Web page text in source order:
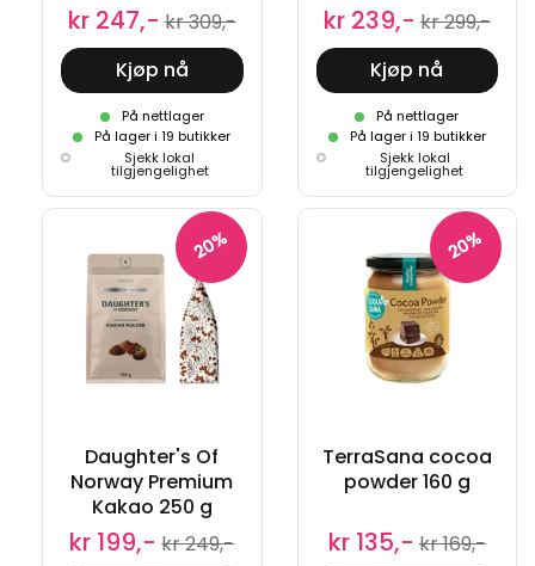
kr 247,- kr 309,-
Kjøp nå
På nettlager
På lager i 19 butikker
Sjekk lokal
tilgjengelighet
kr 239,- kr 299,-
Kjøp nå
På nettlager
På lager i 19 butikker
Sjekk lokal
tilgjengelighet
20%
Daughter's Of
Norway Premium
Kakao 250 g
kr 199,- kr 249,-
20%
TerraSana cocoa
powder 160 g
kr 135,- kr 169,-